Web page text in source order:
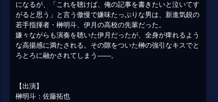
になるが、「これを聴けば、俺の記事を書きたいと泣いてす
がると思う」と言う傲慢で嫌味たっぷりな男は、新進気鋭の
若手指揮者・榊明斗、伊月の高校の先輩だった。
嫌々ながらも演奏を聴いた伊月だったが、全身が痺れるよう
な高揚感に満たされる。その隙をついた榊の強引なキスでと
ろとろに融かされてしまう――。
【出演】
榊明斗：佐藤拓也